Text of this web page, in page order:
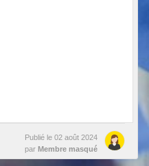
Publié le 02 août 2024
par Membre masqué